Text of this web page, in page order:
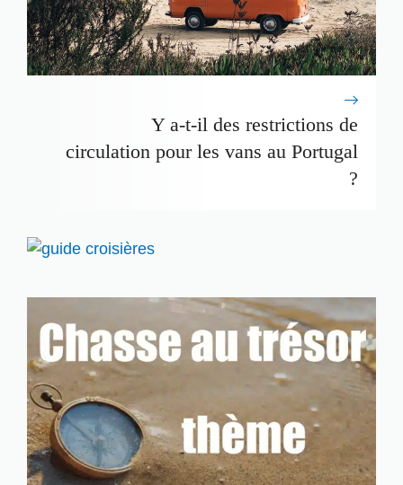
Y a-t-il des restrictions de
circulation pour les vans au Portugal
?